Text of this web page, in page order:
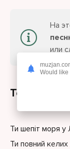
На
или
Текст песни
Ти шепіт моря у
Ти повний келих
Would like